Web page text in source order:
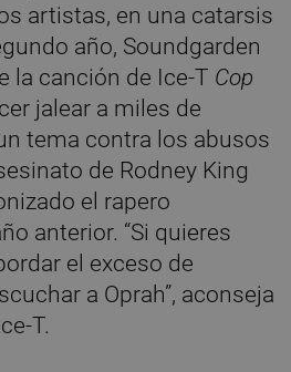
artistas, en una catarsis
año, Soundgarden
la canción de Ice-T Cop
jalear a miles de
tema contra los abusos
de Rodney King
el rapero
anterior. “Si quieres
el exceso de
a Oprah”, aconseja
T.